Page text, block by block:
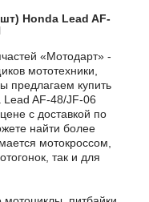
Honda Lead AF-
«Мотодарт» -
мототехники,
предлагаем купить
AF-48/JF-06
с доставкой по
найти более
мотокроссом,
так и для